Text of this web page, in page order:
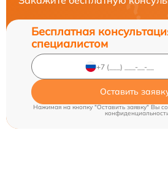
Бесплатная
специалистом
Оставить
Нажимая на кнопку "Оставить заявку" Вы